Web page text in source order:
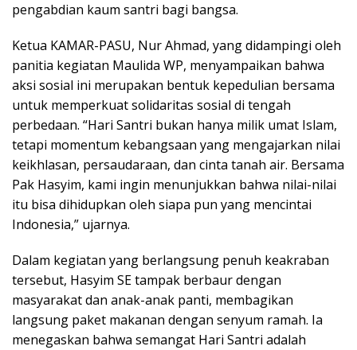
pengabdian kaum santri bagi bangsa.
Ketua KAMAR-PASU, Nur Ahmad, yang didampingi oleh
panitia kegiatan Maulida WP, menyampaikan bahwa
aksi sosial ini merupakan bentuk kepedulian bersama
untuk memperkuat solidaritas sosial di tengah
perbedaan. “Hari Santri bukan hanya milik umat Islam,
tetapi momentum kebangsaan yang mengajarkan nilai
keikhlasan, persaudaraan, dan cinta tanah air. Bersama
Pak Hasyim, kami ingin menunjukkan bahwa nilai-nilai
itu bisa dihidupkan oleh siapa pun yang mencintai
Indonesia,” ujarnya.
Dalam kegiatan yang berlangsung penuh keakraban
tersebut, Hasyim SE tampak berbaur dengan
masyarakat dan anak-anak panti, membagikan
langsung paket makanan dengan senyum ramah. Ia
menegaskan bahwa semangat Hari Santri adalah